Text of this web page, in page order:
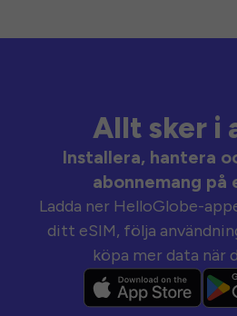
Allt sker i
Installera, hantera
abonnemang
Ladda ner HelloGlobe-
ditt eSIM, följa
köpa mer data när